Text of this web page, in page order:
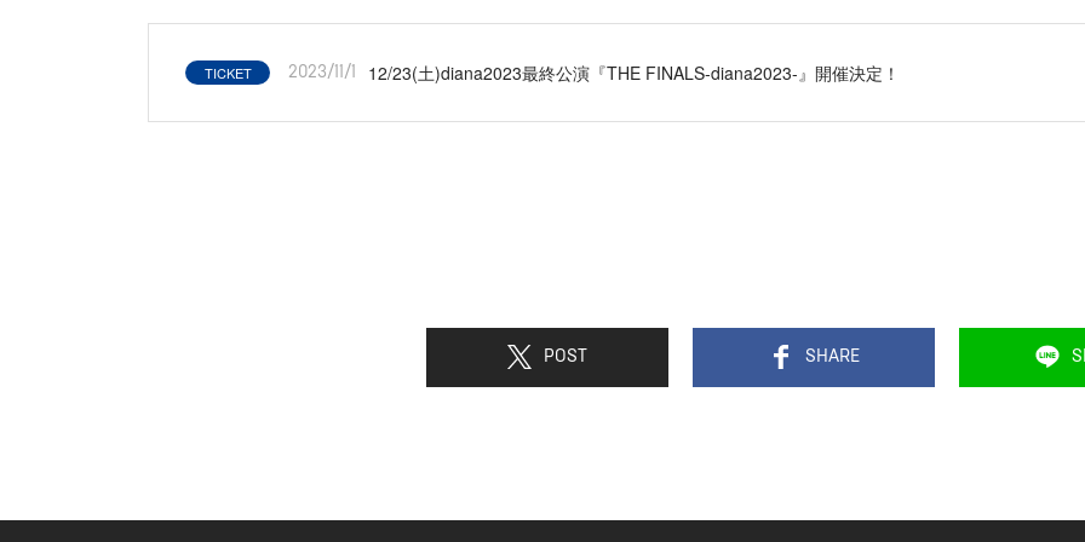
TICKET 2023/11/1 12/23(土)diana2023最終公演『THE FINALS‐diana2023-』開催決定！
POST SHARE